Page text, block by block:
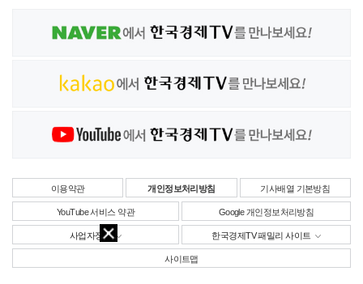
이용약관 개인정보처리방침 기사배열 기본방침
YouTube 서비스 약관 Google 개인정보처리방침
사업자정보 한국경제TV 패밀리 사이트
사이트맵